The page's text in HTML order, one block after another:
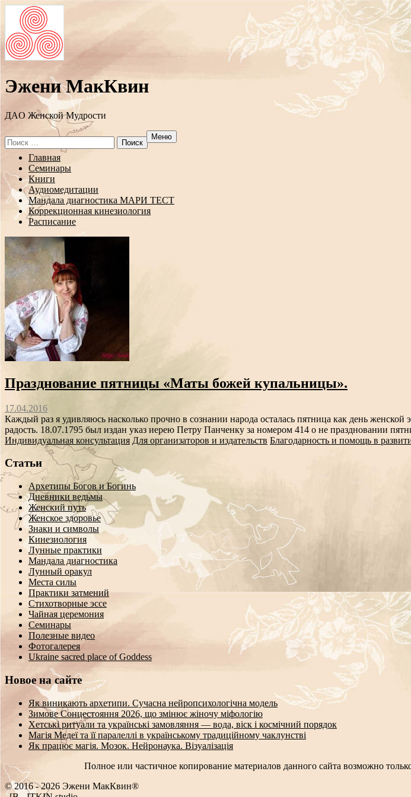
Эжени МакКвин
ДAO Женской Мудрости
Search
for:
Меню
Перейти
содержанию
Главная
Семинары
Книги
Аудиомедитации
Мандала диагностика МАРИ ТЕСТ
Коррекционная кинезиология
Расписание
Празднование пятницы «Маты божей купальницы».
17.04.2016
Каждый раз я удивляюсь насколько прочно в сознании народа осталась пятница как день
радость. 18.07.1795 был издан указ иерею Петру Панченку за номером 414 о не праздновании
Индивидуальная консультация Для организаторов и издательств Благодарность и помощь в
Статьи
Архетипы Богов и Богинь
Дневники ведьмы
Женский путь
Женское здоровье
Знаки и символы
Кинезиология
Лунные практики
Мандала диагностика
Лунный оракул
Места силы
Практики затмений
Стихотворные эссе
Чайная церемония
Семинары
Полезные видео
Фотогалерея
Ukraine sacred place of Goddess
Новое на сайте
Як виникають архетипи. Сучасна нейропсихологічна модель
Зимове Сонцестояння 2026, що змінює жіночу міфологію
Хетські ритуали та українські замовляння — вода, віск і космічний порядок
Магія Медеї та її паралеллі в українському традиційному чаклунстві
Як працює магія. Мозок. Нейронаука. Візуалізація
Полное или частичное копирование материалов данного сайта возможно
© 2016 - 2026 Эжени МакКвин®